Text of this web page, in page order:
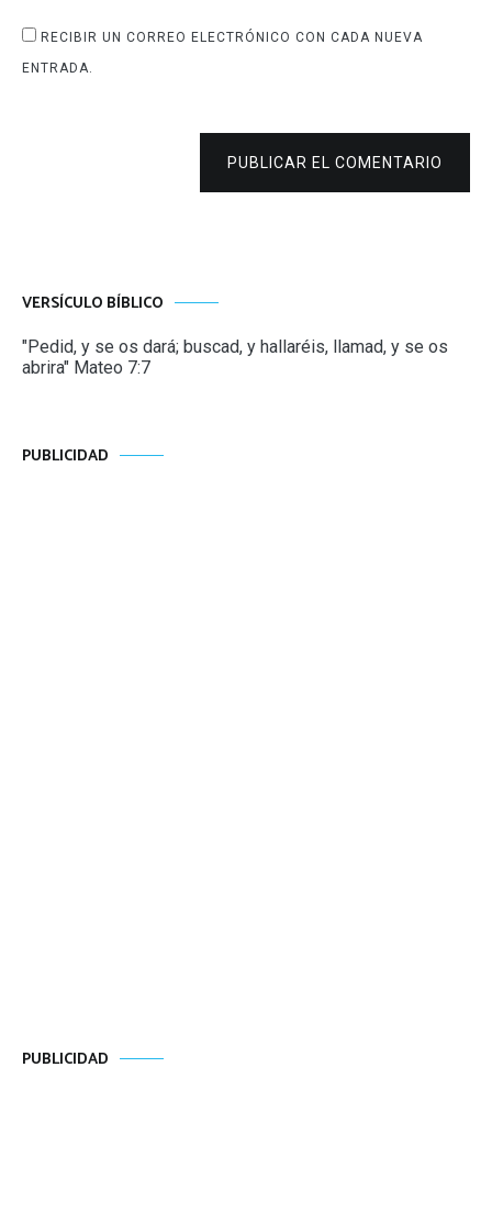
RECIBIR UN CORREO ELECTRÓNICO CON CADA NUEVA
ENTRADA.
PUBLICAR EL COMENTARIO
VERSÍCULO BÍBLICO
"Pedid, y se os dará; buscad, y hallaréis, llamad, y se os
abrira" Mateo 7:7
PUBLICIDAD
PUBLICIDAD